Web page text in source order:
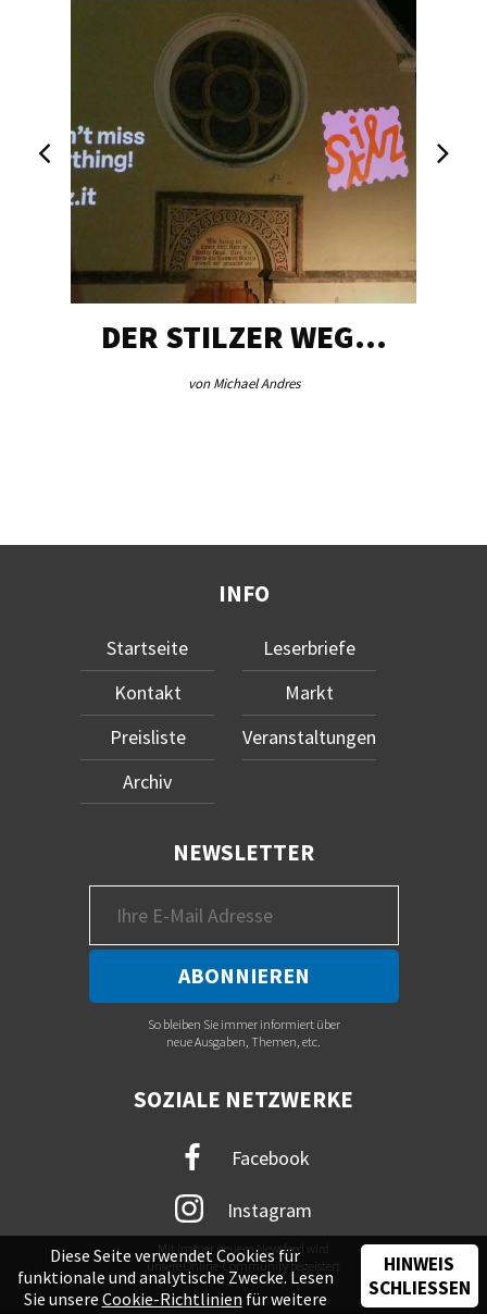
DER STILZER WEG…
von Michael Andres
INFO
Startseite
Kontakt
Preisliste
Archiv
Leserbriefe
Markt
Veranstaltungen
NEWSLETTER
So bleiben Sie immer informiert über
neue Ausgaben, Themen, etc.
SOZIALE NETZWERKE
Facebook
Instagram
Mit immer neuem Newsfeed wird
unsere Online-Community begeistert
Diese Seite verwendet Cookies für
funktionale und analytische Zwecke. Lesen
Sie unsere Cookie-Richtlinien für weitere
HINWEIS
SCHLIESSEN